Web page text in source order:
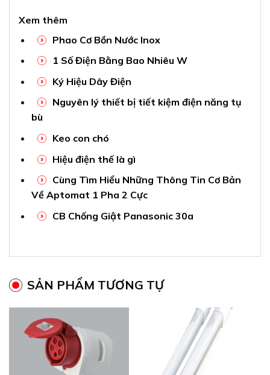
Xem thêm
Phao Cơ Bồn Nước Inox
1 Số Điện Bằng Bao Nhiêu W
Ký Hiệu Dây Điện
Nguyên lý thiết bị tiết kiệm điện năng tụ
bù
Keo con chó
Hiệu điện thế là gì
Cùng Tìm Hiểu Những Thông Tin Cơ Bản
Về Aptomat 1 Pha 2 Cực
CB Chống Giật Panasonic 30a
SẢN PHẨM TƯƠNG TỰ